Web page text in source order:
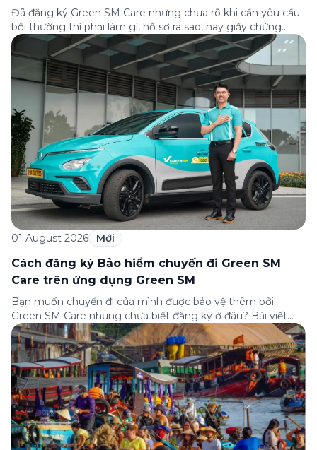
hỗ trợ
Đã đăng ký Green SM Care nhưng chưa rõ khi cần yêu cầu
bồi thường thì phải làm gì, hồ sơ ra sao, hay giấy chứng
nhận bảo hiểm tìm ở đâu? Bài viết này tổng hợp đầy đủ các
câu hỏi thường gặp nhất về quy trình bồi thường và hỗ trợ
của Green […]
01 August 2026 Mới
Cách đăng ký Bảo hiểm chuyến đi Green SM
Care trên ứng dụng Green SM
Bạn muốn chuyến đi của mình được bảo vệ thêm bởi
Green SM Care nhưng chưa biết đăng ký ở đâu? Bài viết
dưới đây sẽ hướng dẫn chi tiết cách tham gia (và hủy tham
gia) gói bảo hiểm này ngay trên ứng dụng Green SM, cùng
những lưu ý quan trọng trước khi […]